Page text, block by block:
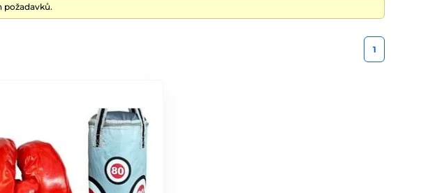
požadavků.
1